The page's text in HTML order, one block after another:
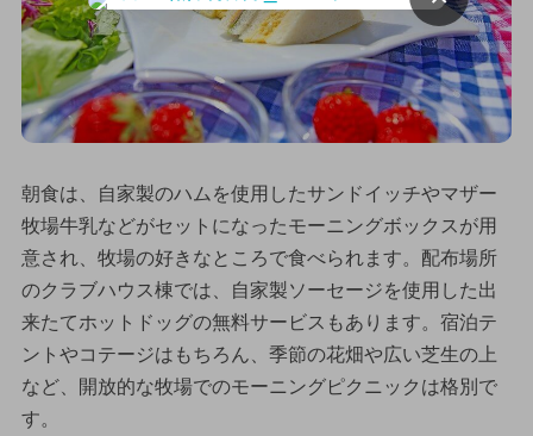
朝食は、自家製のハムを使用したサンドイッチやマザー
牧場牛乳などがセットになったモーニングボックスが用
意され、牧場の好きなところで食べられます。配布場所
のクラブハウス棟では、自家製ソーセージを使用した出
来たてホットドッグの無料サービスもあります。宿泊テ
ントやコテージはもちろん、季節の花畑や広い芝生の上
など、開放的な牧場でのモーニングピクニックは格別で
す。